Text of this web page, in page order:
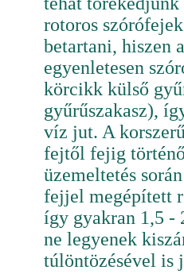
rotoros
betartani, hiszen
egyenletesen
körcikk külső
gyűrűszakasz),
víz jut. A
fejtől fejig
üzemeltetés
fejjel megépített
így gyakran 1,5 -
ne legyenek
túlöntözésével is